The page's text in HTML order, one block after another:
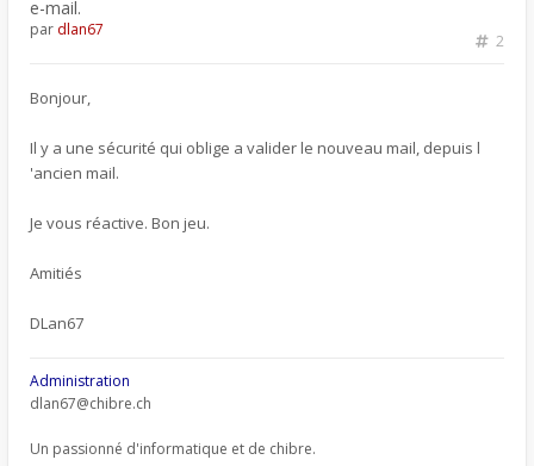
e-mail.
2
par dlan67
Bonjour,
Il y a une sécurité qui oblige a valider le nouveau mail, depuis l
'ancien mail.
Je vous réactive. Bon jeu.
Amitiés
DLan67
Administration
dlan67@chibre.ch
Un passionné d'informatique et de chibre.